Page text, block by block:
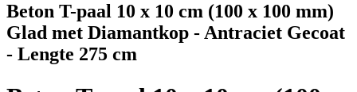
Beton T-paal 10 x 10 cm (100 x 100 mm)
Glad met Diamantkop - Antraciet Gecoat
- Lengte 275 cm